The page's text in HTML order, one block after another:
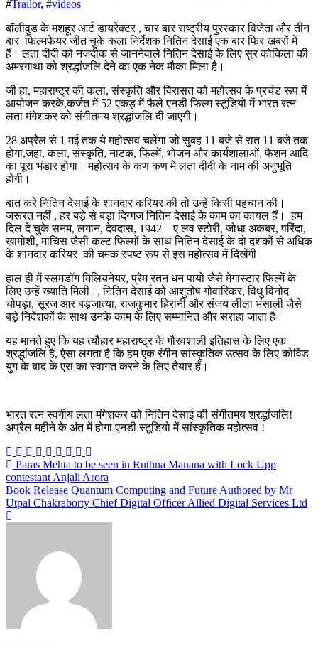
#Trailor, #videos
बॉलीवुड के मशहूर आर्ट डायरेक्टर , चार बार राष्ट्रीय पुरस्कार विजेता और तीन
बार फिल्मफेयर जीत चुके कला निर्देशक नितिन देसाई एक बार फिर खबरों में
हैं। लता दीदी को नजदीक से जाननेवाले नितिन देसाई के लिए सुर कोकिला की
अमरगाथा को श्रद्धांजलि देने का एक नेक मौका मिला है।
जी हा, महाराष्ट्र की कला, संस्कृति और विरासत को महोत्सव के प्रचंड रूप में
आयोजन करके,कर्जत में 52 एकड़ में फैले एनडी फिल्म स्टूडियो में भारत रत्न
लता मंगेशकर को संगीतमय श्रद्धांजलि दी जाएगी।
28 अप्रैल से 1 मई तक ये महोत्सव चलेगा जो सुबह 11 बजे से रात 11 बजे तक
होगा,जहा, कला, संस्कृति, नाटक, फिल्में, भोजन और कार्यशालाओं, फैशन आदि
का पूरा भंडार होगा। महोत्सव के कण कण में लता दीदी के नाम की अनुभूति
होगी।
बात करे नितिन देसाई के शानदार करियर की तो उन्हें किसी पहचान की।
जरूरत नहीं , हर बड़े से बड़ा दिग्गज नितिन देसाई के काम का कायल हैं। हम
दिल दे चुके सनम, लगान, देवदास, 1942 – ए लव स्टोरी, जोधा अकबर, परिंदा,
खामोशी, माचिस जैसी कल्ट फिल्मों के साथ नितिन देसाई के दो दशकों से अधिक
के शानदार करियर की चमक स्पष्ट रूप से इस महोत्सव में दिखेगी।
हाल ही में स्लमडॉग मिलियनेयर, प्रेम रतन धन पायो जैसे मेगास्टार फिल्में के
लिए उन्हें ख्याति मिली।, नितिन देसाई को आशुतोष गोवारिकर, विधु विनोद
चोपड़ा, सूरज आर बड़जात्या, राजकुमार हिरानी और संजय लीला भंसाली जैसे
बड़े निर्देशकों के साथ उनके काम के लिए सम्मानित और सराहा जाता है।
यह मानते हुए कि यह त्यौहार महाराष्ट्र के गौरवशाली इतिहास के लिए एक
श्रद्धांजलि है, ऐसा लगता है कि हम एक रंगीन सांस्कृतिक उत्सव के लिए कोविड
युग के बाद के एरा का स्वागत करने के लिए तैयार हैं।
भारत रत्न स्वर्गीय लता मंगेशकर को नितिन देसाई की संगीतमय श्रद्धांजलि!
अप्रैल महीने के अंत में होगा एनडी स्टूडियो में सांस्कृतिक महोत्सव !
Post
navigation
Paras Mehta to be seen in Ruthna Manana with Lock Upp
contestant Anjali Arora
Book Release Quantum Computing and Future Authored by Mr
Utpal Chakraborty Chief Digital Officer Allied Digital Services Ltd